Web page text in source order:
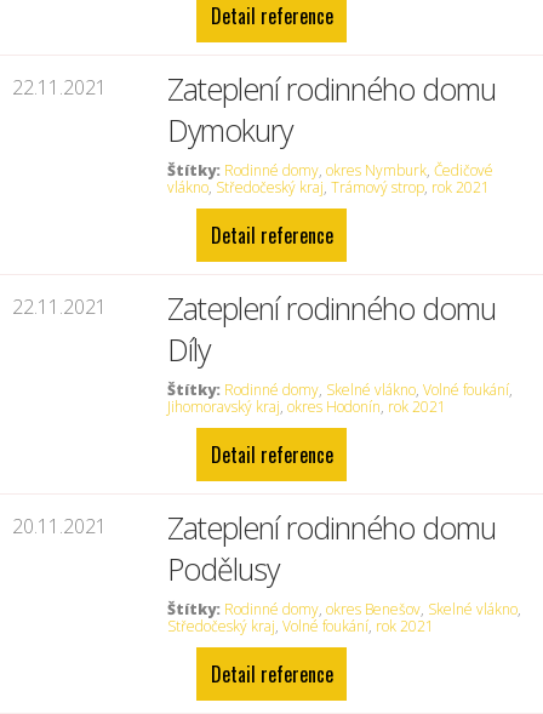
Detail reference
22.11.2021
Zateplení rodinného domu
Dymokury
Štítky: Rodinné domy,okres Nymburk,Čedičové
vlákno, Středočeský kraj,Trámový strop, rok 2021
Detail reference
22.11.2021
Zateplení rodinného domu
Díly
Štítky: Rodinné domy, Skelné vlákno,Volné foukání,
Jihomoravský kraj,okres Hodonín, rok 2021
Detail reference
20.11.2021
Zateplení rodinného domu
Podělusy
Štítky: Rodinné domy,okres Benešov, Skelné vlákno,
Středočeský kraj,Volné foukání, rok 2021
Detail reference